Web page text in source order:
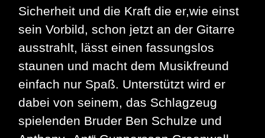
Sicherheit und die Kraft die er,wie einst
sein Vorbild, schon jetzt an der Gitarre
ausstrahlt, lässt einen fassungslos
staunen und macht dem Musikfreund
einfach nur Spaß. Unterstützt wird er
dabei von seinem, das Schlagzeug
spielenden Bruder Ben Schulze und